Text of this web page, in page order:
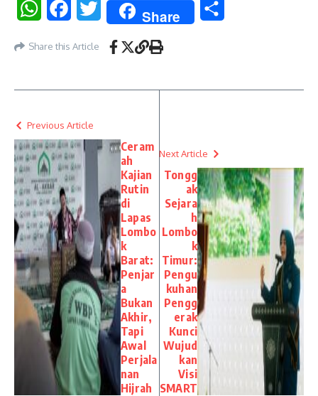
WhatsAppFacebookTwitter Share
Share this Article
Previous Article
Ceram
ah
Kajian
Rutin
di
Lapas
Lombo
k
Barat:
Penjar
a
Bukan
Akhir,
Tapi
Awal
Perjala
nan
Hijrah
Next Article
Tongg
ak
Sejara
h
Lombo
k
Timur:
Pengu
kuhan
Pengg
erak
Kunci
Wujud
kan
Visi
SMART